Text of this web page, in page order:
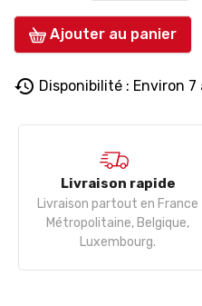
Ajouter au panier
history Disponibilité : Environ 7
Livraison rapide
Livraison partout en France
Métropolitaine, Belgique,
Luxembourg.